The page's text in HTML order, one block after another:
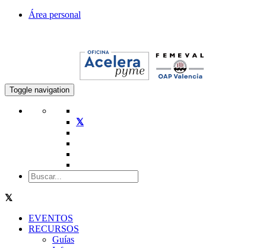
Área personal
Toggle navigation
EVENTOS
RECURSOS
Guías